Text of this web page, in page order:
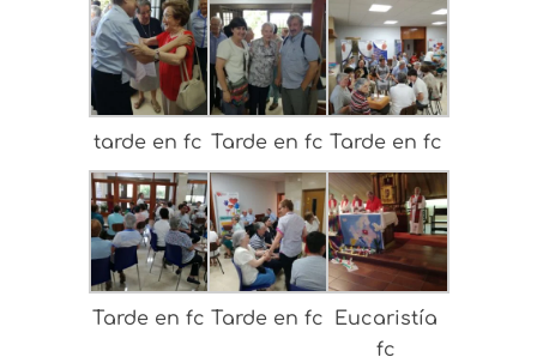
tarde en fc Tarde en fc Tarde en fc
Tarde en fc Tarde en fc
Eucaristía
fc